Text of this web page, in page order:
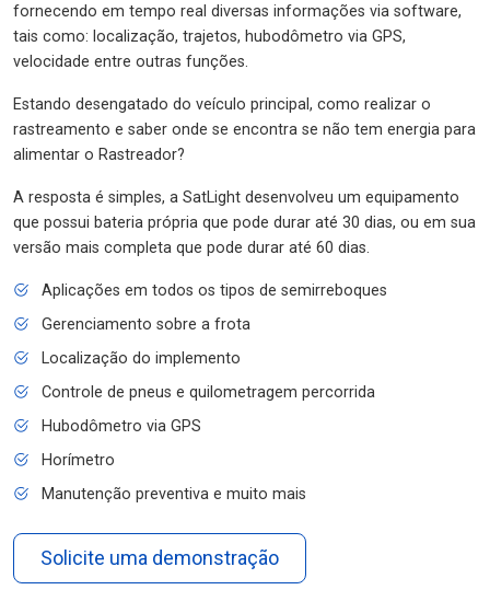
fornecendo em tempo real diversas informações via software,
tais como: localização, trajetos, hubodômetro via GPS,
velocidade entre outras funções.
Estando desengatado do veículo principal, como realizar o
rastreamento e saber onde se encontra se não tem energia para
alimentar o Rastreador?
A resposta é simples, a SatLight desenvolveu um equipamento
que possui bateria própria que pode durar até 30 dias, ou em sua
versão mais completa que pode durar até 60 dias.
Aplicações em todos os tipos de semirreboques
Gerenciamento sobre a frota
Localização do implemento
Controle de pneus e quilometragem percorrida
Hubodômetro via GPS
Horímetro
Manutenção preventiva e muito mais
Solicite uma demonstração